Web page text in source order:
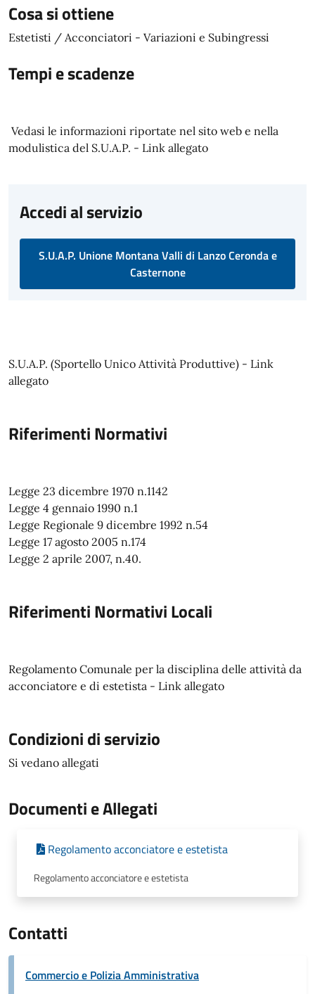
Cosa si ottiene
Estetisti / Acconciatori - Variazioni e Subingressi
Tempi e scadenze
Vedasi le informazioni riportate nel sito web e nella
modulistica del S.U.A.P. - Link allegato
Accedi al servizio
S.U.A.P. Unione Montana Valli di Lanzo Ceronda e
Casternone
S.U.A.P. (Sportello Unico Attività Produttive) - Link
allegato
Riferimenti Normativi
Legge 23 dicembre 1970 n.1142
Legge 4 gennaio 1990 n.1
Legge Regionale 9 dicembre 1992 n.54
Legge 17 agosto 2005 n.174
Legge 2 aprile 2007, n.40.
Riferimenti Normativi Locali
Regolamento Comunale per la disciplina delle attività da
acconciatore e di estetista - Link allegato
Condizioni di servizio
Si vedano allegati
Documenti e Allegati
Regolamento acconciatore e estetista
Regolamento acconciatore e estetista
Contatti
Commercio e Polizia Amministrativa